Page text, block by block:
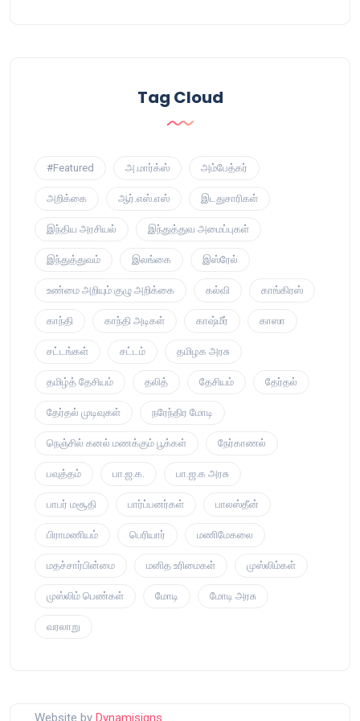
Tag Cloud
#Featured அ.மார்க்ஸ் அம்பேத்கர்
அறிக்கை ஆர்.எஸ்.எஸ் இடதுசாரிகள்
இந்திய அரசியல் இந்துத்துவ அமைப்புகள்
இந்துத்துவம் இலங்கை இஸ்ரேல்
உண்மை அறியும் குழு அறிக்கை கல்வி காங்கிரஸ்
காந்தி காந்தி அடிகள் காஷ்மீர் காஸா
சட்டங்கள் சட்டம் தமிழக அரசு
தமிழ்த் தேசியம் தலித் தேசியம் தேர்தல்
தேர்தல் முடிவுகள் நரேந்திர மோடி
நெஞ்சில் கனல் மணக்கும் பூக்கள் நேர்காணல்
பவுத்தம் பா.ஜ.க. பா.ஜ.க அரசு
பாபர் மசூதி பார்ப்பனர்கள் பாலஸ்தீன்
பிராமணியம் பெரியார் மணிமேகலை
மதச்சார்பின்மை மனித உரிமைகள் முஸ்லிம்கள்
முஸ்லிம் பெண்கள் மோடி மோடி அரசு
வரலாறு
Website by Dynamisigns